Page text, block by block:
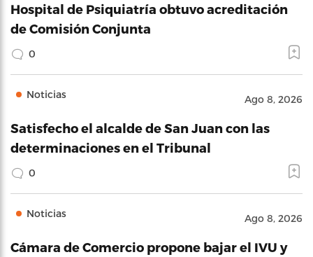
Hospital de Psiquiatría obtuvo acreditación
de Comisión Conjunta
0
Noticias Ago 8, 2026
Satisfecho el alcalde de San Juan con las
determinaciones en el Tribunal
0
Noticias Ago 8, 2026
Cámara de Comercio propone bajar el IVU y